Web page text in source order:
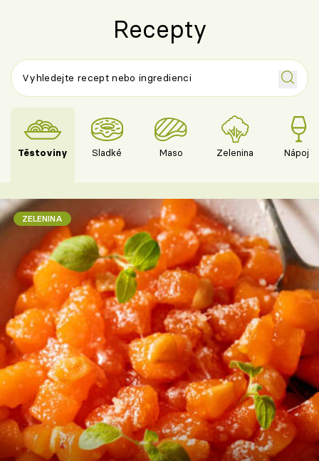
Recepty
Těstoviny Sladké Maso Zelenina Nápoje
ZELENINA